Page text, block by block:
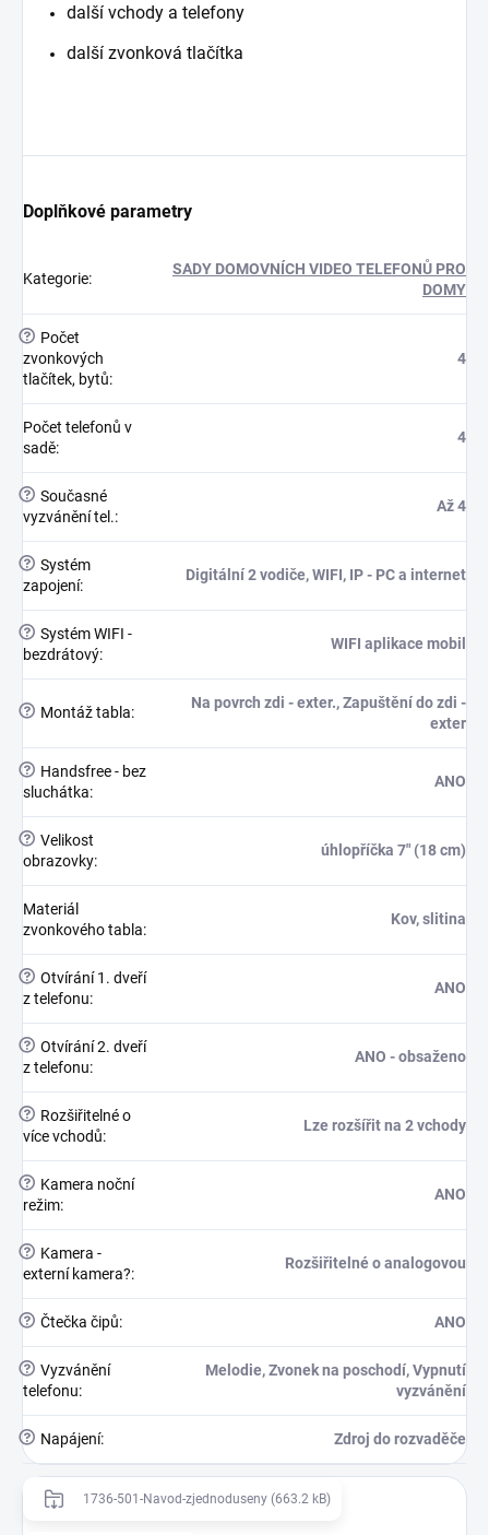
další vchody a telefony
další zvonková tlačítka
Doplňkové parametry
Kategorie:
SADY DOMOVNÍCH VIDEO TELEFONŮ PRO
DOMY
?
Počet
zvonkových
tlačítek, bytů:
4
Počet telefonů v
sadě:
4
? Současné
vyzvánění tel.:
Až 4
? Systém
zapojení:
Digitální 2 vodiče, WIFI, IP - PC a internet
? Systém WIFI -
bezdrátový:
WIFI aplikace mobil
? Montáž tabla:
Na povrch zdi - exter., Zapuštění do zdi -
exter
?
Handsfree - bez
sluchátka:
ANO
? Velikost
obrazovky:
úhlopříčka 7" (18 cm)
Materiál
zvonkového tabla:
Kov, slitina
? Otvírání 1. dveří
z telefonu:
ANO
? Otvírání 2. dveří
z telefonu:
ANO - obsaženo
?
Rozšiřitelné o
více vchodů:
Lze rozšířit na 2 vchody
?
Kamera noční
režim:
ANO
?
Kamera -
externí kamera?:
Rozšiřitelné o analogovou
? Čtečka čipů: ANO
? Vyzvánění
telefonu:
Melodie, Zvonek na poschodí, Vypnutí
vyzvánění
? Napájení: Zdroj do rozvaděče
1736-501-Navod-zjednoduseny (663.2 kB)